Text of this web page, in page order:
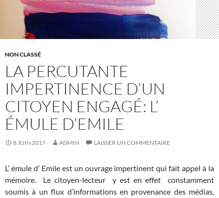
NON CLASSÉ
LA PERCUTANTE
IMPERTINENCE D’UN
CITOYEN ENGAGÉ: L’
ÉMULE D’EMILE
8 JUIN 2017 ADMIN LAISSER UN COMMENTAIRE
L’ émule d’ Emile est un ouvrage impertinent qui fait appel à la
mémoire. Le citoyen-lecteur y est en effet constamment
soumis à un flux d’informations en provenance des médias,